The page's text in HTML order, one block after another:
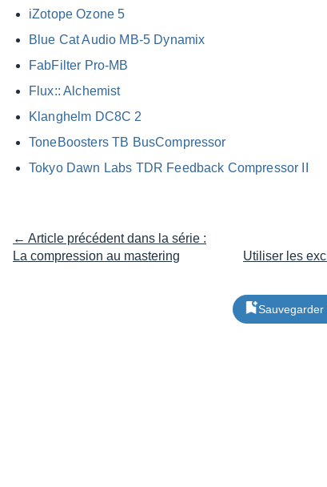
iZotope Ozone 5
Blue Cat Audio MB-5 Dyna­mix
FabFil­ter Pro-MB
Flux:: Alche­mist
Klan­ghelm DC8C 2
Tone­Boos­ters TB BusCom­pres­sor
Tokyo Dawn Labs TDR Feed­back Compres­sor II
← Article précédent dans la série :
La compression au mastering
Utiliser les
Sauvegarder